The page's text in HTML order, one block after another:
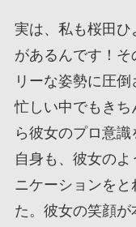
実は、私も桜田ひ
があるんです！
リーな姿勢に圧
忙しい中でもき
ら彼女のプロ意
自身も、彼女のよ
ニケーションを
た。彼女の笑顔